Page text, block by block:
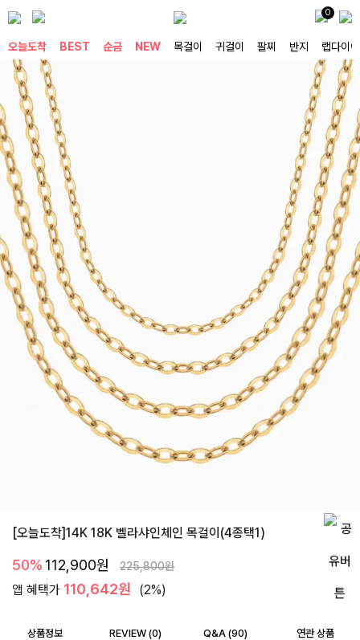
0
오늘도착 BEST 순금 NEW 목걸이 귀걸이 팔찌 반지 랩다이아
[오늘도착]14K 18K 벨라샤인체인 목걸이(4종택1)
50% 112,900원 225,800원
앱 혜택가 110,642원 (2%)
상품정보 REVIEW (0) Q&A (90) 연관 상품